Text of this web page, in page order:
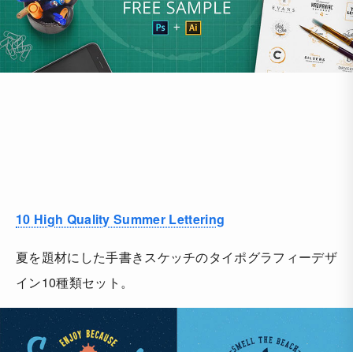
10 High Quality Summer Lettering
夏を題材にした手書きスケッチのタイポグラフィーデザ
イン10種類セット。